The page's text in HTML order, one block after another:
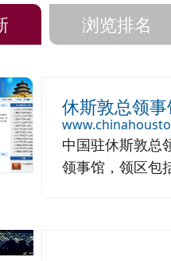
浏览排名
休斯敦总领事
中国驻休斯敦总
领事馆，领区包